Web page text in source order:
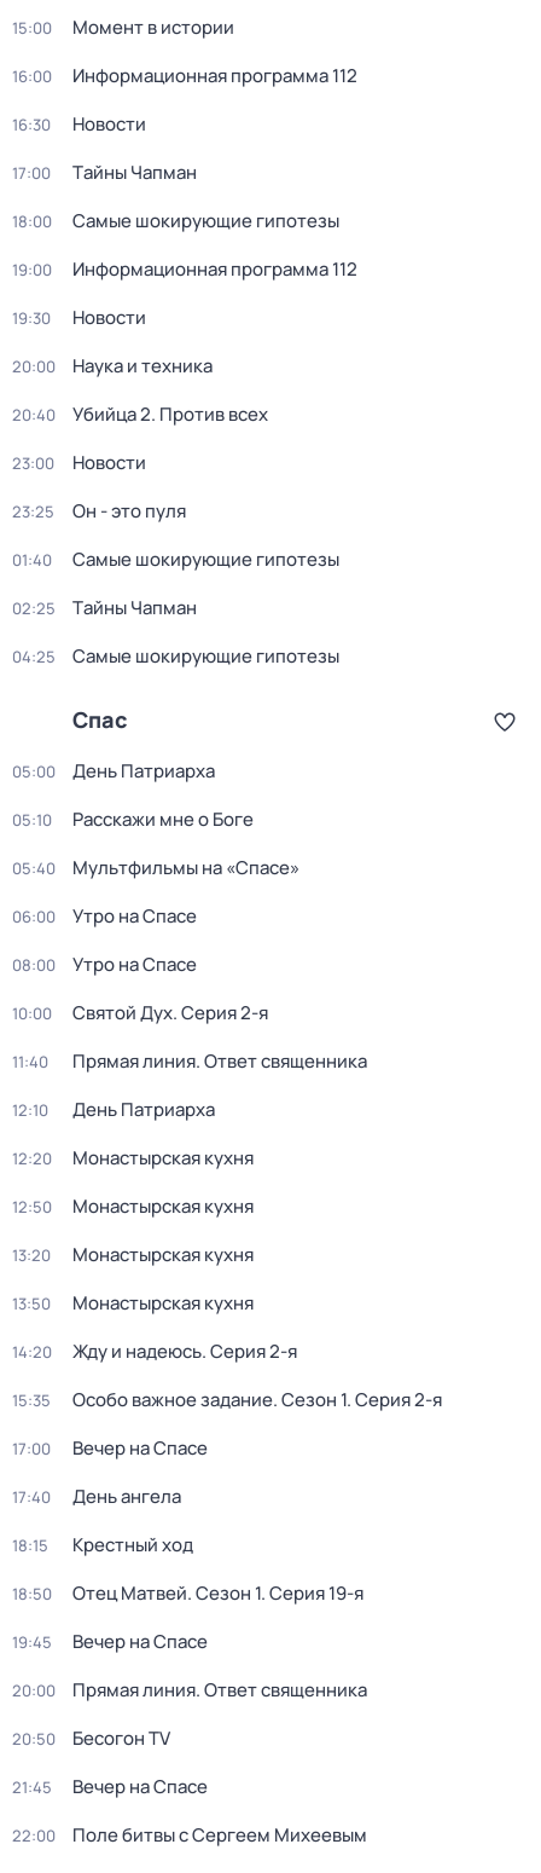
15:00 Момент в истории
16:00 Информационная программа 112
16:30 Новости
17:00 Тaйны Чапман
18:00 Самые шoкиpующие гипотезы
19:00 Информационная программа 112
19:30 Новости
20:00 Наука и техника
20:40 Убийца 2. Против всех
23:00 Новости
23:25 Он - это пуля
01:40 Самые шoкиpующие гипотезы
02:25 Тaйны Чапман
04:25 Самые шoкиpующие гипотезы
Спас
05:00 День Патриарха
05:10 Расскажи мне о Боге
05:40 Мультфильмы на «Спасе»
06:00 Утро на Спасе
08:00 Утро на Спасе
10:00 Святой Дух. Серия 2-я
11:40 Прямая линия. Ответ священника
12:10 День Патриарха
12:20 Монастырская кухня
12:50 Монастырская кухня
13:20 Монастырская кухня
13:50 Монастырская кухня
14:20 Жду и нaдeюсь. Серия 2-я
15:35 Особо важное задание. Сезон 1. Серия 2-я
17:00 Вечер на Спасе
17:40 День ангела
18:15 Крестный ход
18:50 Отец Матвей. Сезон 1. Серия 19-я
19:45 Вечер на Спасе
20:00 Прямая линия. Ответ священника
20:50 Бесогон TV
21:45 Вечер на Спасе
22:00
Поле битвы с Сергеем Михеевым